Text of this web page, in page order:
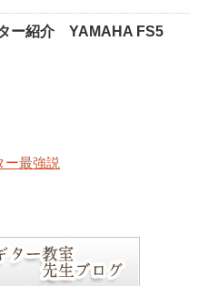
ー紹介 YAMAHA FS5
ー最強説